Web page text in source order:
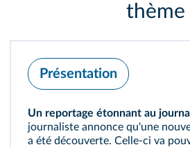
thème
Présentation
Un reportage étonnant au
journaliste annonce qu'une
a été découverte. Celle-ci va